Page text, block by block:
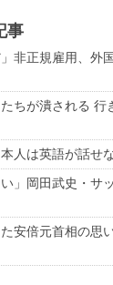
事
非正規雇用、
ちが潰される
人は英語が話せ
」岡田武史・
安倍元首相の